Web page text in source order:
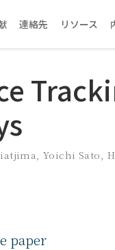
連絡先 リソース
,Yoichi Sato,
paper